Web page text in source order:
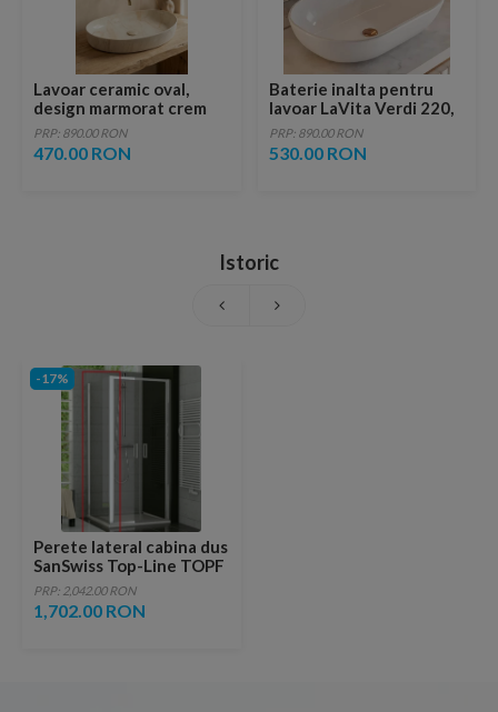
Lavoar ceramic oval,
design marmorat crem
lucios cu vene aurii,
ventil inclus
PRP: 890.00 RON
470.00 RON
Baterie inalta pentru
lavoar LaVita Verdi 220,
fara ventil, brushed
copper
PRP: 890.00 RON
530.00 RON
Istoric
-17%
Perete lateral cabina dus
SanSwiss Top-Line TOPF
120xH190 profil argintiu
PRP: 2,042.00 RON
1,702.00 RON